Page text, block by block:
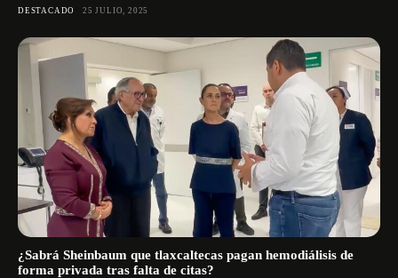
DESTACADO 25 JULIO, 2025
¿Sabrá Sheinbaum que tlaxcaltecas pagan hemodiálisis de
forma privada tras falta de citas?